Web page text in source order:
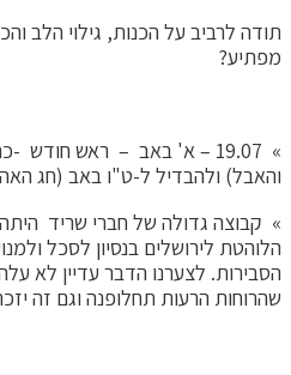
תודה לרביב על הכנות, גילוי הלב
מפתיע?
» 19.07 – א' באב – ראש
והאבל) ולהבדיל ל-ט"ו באב (חג
» קבוצה גדולה של חברי שריד
הלוהטת לירושלים בנסיון לסכל
הסבירות. לצערנו הדבר עדיין לא
שהרוחות הרעות תחלופנה וגם זה